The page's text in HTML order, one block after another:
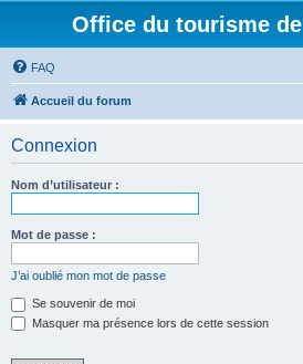
Office du tourisme
FAQ
Accueil du forum
Connexion
Nom d’utilisateur :
Mot de passe :
J’ai oublié mon mot de passe
Se souvenir de moi
Masquer ma présence lors de cette session